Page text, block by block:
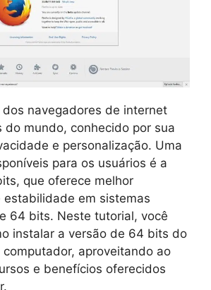
dos navegadores de internet
do mundo, conhecido por sua
e personalização. Uma
para os usuários é a
que oferece melhor
estabilidade em sistemas
64 bits. Neste tutorial, você
instalar a versão de 64 bits do
computador, aproveitando ao
e benefícios oferecidos